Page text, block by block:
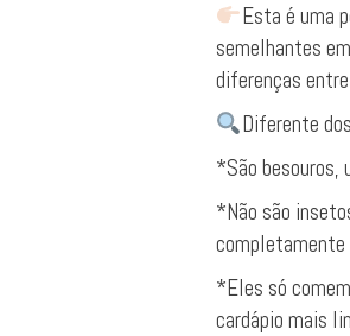
Esta é uma
semelhantes
diferenças
Diferente
*São besouros,
*Não são
completamente
*Eles só
cardápio mais